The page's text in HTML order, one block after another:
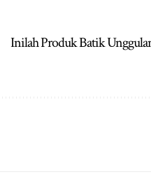
Inilah Produk Batik